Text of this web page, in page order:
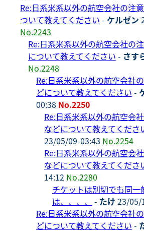
Re:日系米系以外の航空会社の注
ついて教えてください - ケルゼン
No.2243
Re:日系米系以外の航空会社の
について教えてください - さす
No.2248
Re:日系米系以外の航空会社
どについて教えてください -
00:38 No.2250
Re:日系米系以外の航空会
などについて教えてくださ
23/05/09-03:43 No.2254
Re:日系米系以外の航空会
などについて教えてくださ
14:12 No.2280
チケットは別切でも同一
は、、、、
- たけ 23/05/
Re:日系米系以外の航空会社
どについて教えてください -